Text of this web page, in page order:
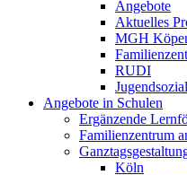
Angebote
Aktuelles
MGH
RUDI
Angebote in Schulen
Ergänzende
Familienzentrum
Köln